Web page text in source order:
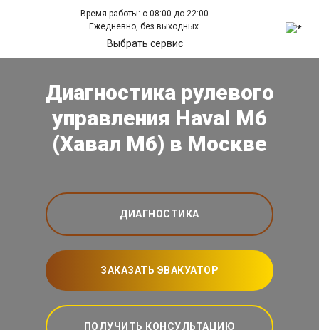
Время работы: с 08:00 до 22:00
Ежедневно, без выходных.
Выбрать сервис
Диагностика рулевого
управления Haval M6
(Хавал М6) в Москве
ДИАГНОСТИКА
ЗАКАЗАТЬ ЭВАКУАТОР
ПОЛУЧИТЬ КОНСУЛЬТАЦИЮ